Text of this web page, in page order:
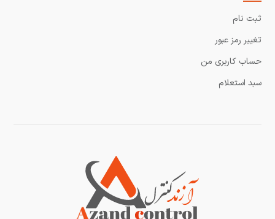
ثبت نام
تغییر رمز عبور
حساب کاربری من
سبد استعلام